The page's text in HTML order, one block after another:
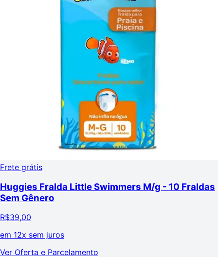
Frete grátis
Huggies Fralda Little Swimmers M/g - 10 Fraldas
Sem Gênero
R$39,00
em 12x sem juros
Ver Oferta e Parcelamento